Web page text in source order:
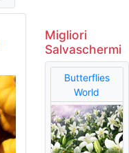
Migliori
Salvaschermi
Butterflies
World